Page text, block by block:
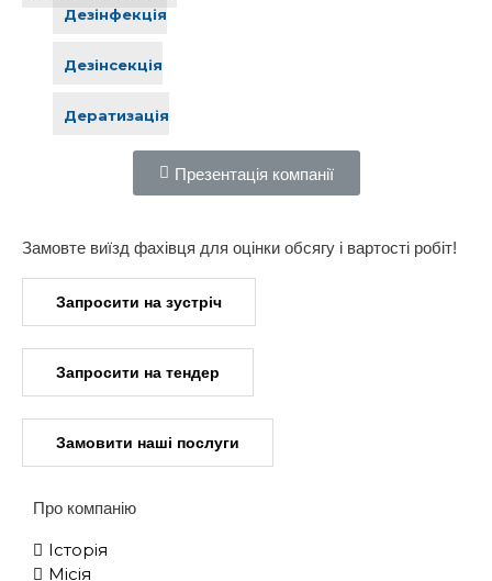
Дезінфекція
Дезінсекція
Дератизація
Презентація компанії
Замовте виїзд фахівця для оцінки обсягу і вартості робіт!
Запросити на зустріч
Запросити на тендер
Замовити наші послуги
Про компанію
Історія
Місія